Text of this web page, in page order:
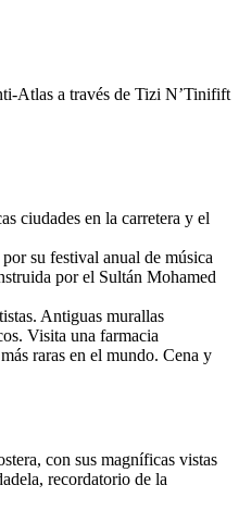
Atlas a través de Tizi N’Tinifift
ciudades en la carretera y el
su festival anual de música
por el Sultán Mohamed
Antiguas murallas
Visita una farmacia
raras en el mundo. Cena y
con sus magníficas vistas
recordatorio de la